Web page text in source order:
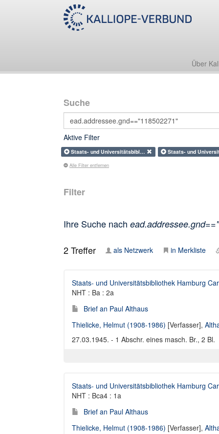
Über
Suche
Aktive Filter
Staats- und Universitätsbibl… Staats- und
Alle Filter entfernen
Filter
Ihre Suche nach
2Treffer als Netzwerk in Merkliste
Staats- und Universitätsbibliothek Hamburg
NHT : Ba : 2a
Brief an Paul Althaus
Thielicke, Helmut (1908-1986) [Verfasser],
27.03.1945. - 1 Abschr. eines masch. Br., 2 Bl.
Staats- und Universitätsbibliothek Hamburg
NHT : Bca4 : 1a
Brief an Paul Althaus
Thielicke, Helmut (1908-1986) [Verfasser],